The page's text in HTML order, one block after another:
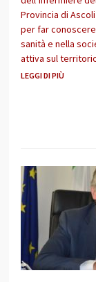
Provincia di
per far
sanità e nella
attiva sul
LEGGI DI PIÙ